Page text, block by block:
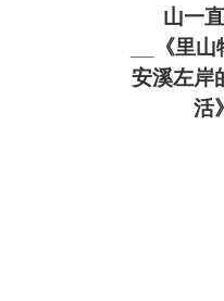
山一
__《里
安溪左岸
活》